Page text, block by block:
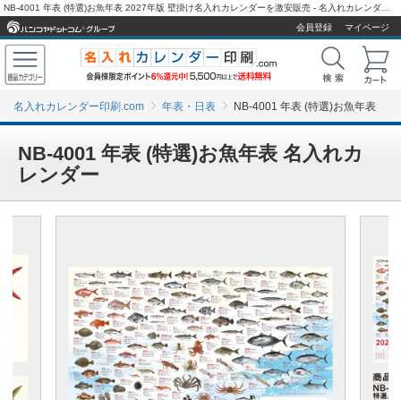
会員登録
マイページ
名入れカレンダー印刷.com 年表・日表 NB-4001 年表 (特選)お魚年表
NB-4001 年表 (特選)お魚年表 名入れカ
レンダー